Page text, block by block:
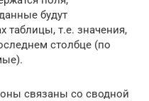
будут
таблицы, т.е. значения,
столбце (по
связаны со сводной